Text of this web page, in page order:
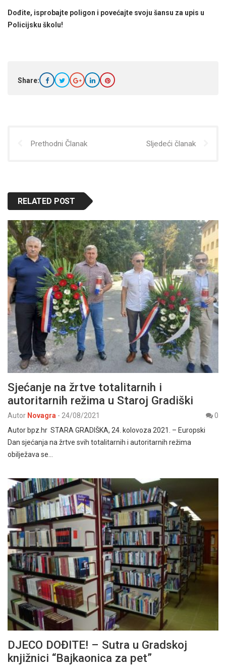
Dođite, isprobajte poligon i povećajte svoju šansu za upis u
Policijsku školu!
Share:
Prethodni Članak Sljedeći članak
RELATED POST
Sjećanje na žrtve totalitarnih i
autoritarnih režima u Staroj Gradiški
Autor Novagra - 24/08/2021
0
Autor bpz.hr STARA GRADIŠKA, 24. kolovoza 2021. – Europski
Dan sjećanja na žrtve svih totalitarnih i autoritarnih režima
obilježava se…
DJECO DOĐITE! – Sutra u Gradskoj
knjižnici “Bajkaonica za pet”